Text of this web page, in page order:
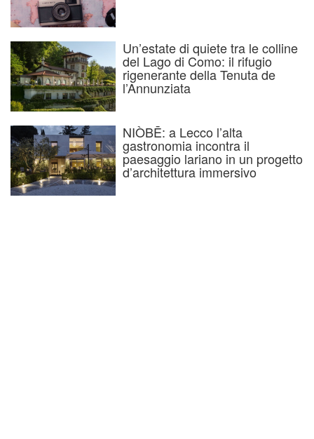
Un’estate di quiete tra le colline
del Lago di Como: il rifugio
rigenerante della Tenuta de
l’Annunziata
NIÒBĒ: a Lecco l’alta
gastronomia incontra il
paesaggio lariano in un progetto
d’architettura immersivo